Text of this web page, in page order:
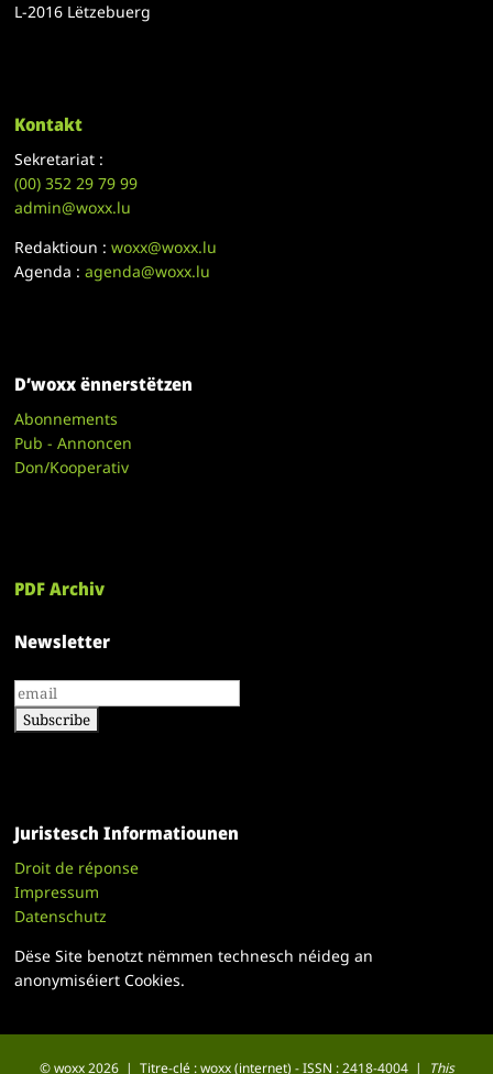
L-2016 Lëtzebuerg
Kontakt
Sekretariat :
(00)352 29 79 99
admin@woxx.lu
Redaktioun :woxx@woxx.lu
Agenda :agenda@woxx.lu
D’woxx ënnerstëtzen
Abonnements
Pub - Annoncen
Don/Kooperativ
PDF Archiv
Newsletter
Juristesch Informatiounen
Droit de réponse
Impressum
Datenschutz
Dëse Site benotzt nëmmen technesch néideg an
anonymiséiert Cookies.
© woxx 2026 | Titre-clé : woxx (internet) - ISSN : 2418-4004 | This